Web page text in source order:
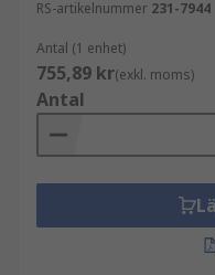
RS-artikelnummer 231-7944
Antal (1 enhet)
755,89 kr(exkl. moms)
Antal